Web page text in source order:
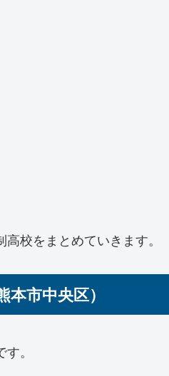
校をまとめていきます。
市中央区）
。